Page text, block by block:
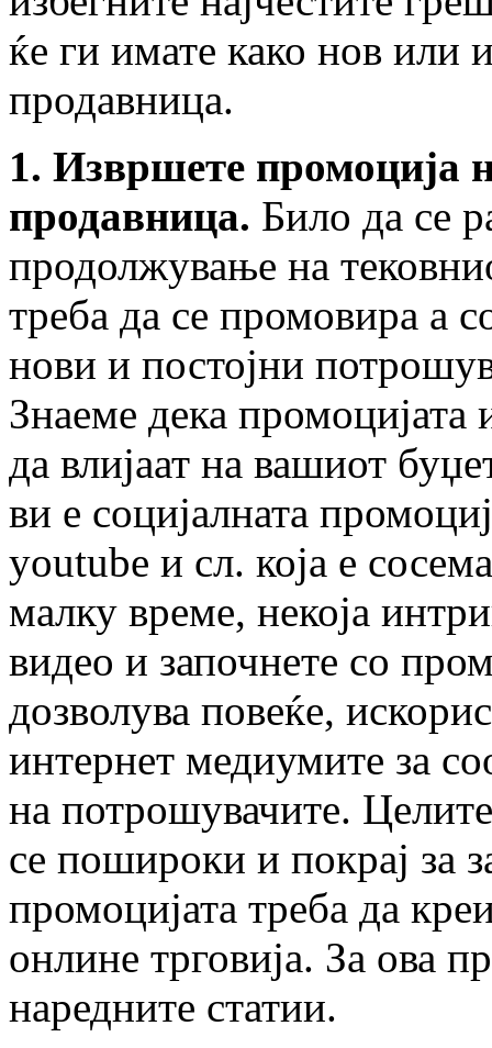
ќе ги имате како нов или
продавница.
1. Извршете промоција
продавница. Било да се
продолжување на
треба да се промовира а
нови и постојни
Знаеме дека
да влијаат на вашиот
ви е социјалната
youtube и сл. која е
малку време, некоја
видео и започнете со
дозволува повеќе,
интернет медиумите за
на потрошувачите.
се пошироки и покрај за
промоцијата треба да
онлине трговија. За ова
наредните статии.